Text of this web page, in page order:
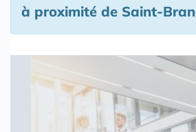
à proximité de Saint-